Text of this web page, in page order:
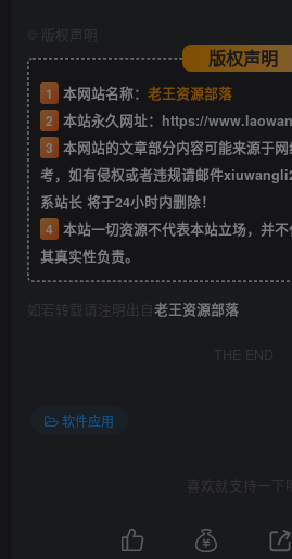
版权声明
版权声明
1 本网站名称： 老王资源部落
2 本站永久网址： https://
3 本网站的文章部分内容可能来源于
考，如有侵权或者违规请邮件
系站长 将于24小时内删除！
4 本站一切资源不代表本站立场，并
其真实性负责。
如若转载请注明出自老王资源部落
THE END
软件应用
喜欢就支持一下